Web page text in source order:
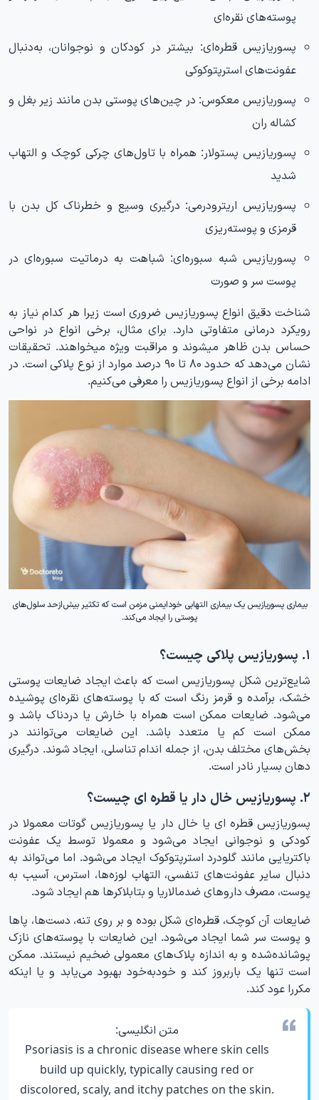
پوسته‌های نقره‌ای
پسوریازیس قطره‌ای: بیشتر در کودکان و نوجوانان، به‌دنبال
عفونت‌های استرپتوکوکی
پسوریازیس معکوس: در چین‌های پوستی بدن مانند زیر بغل و
کشاله ران
پسوریازیس پستولار: همراه با تاول‌های چرکی کوچک و التهاب
شدید
پسوریازیس اریترودرمی: درگیری وسیع و خطرناک کل بدن با
قرمزی و پوسته‌ریزی
پسوریازیس شبه سبوره‌ای: شباهت به درماتیت سبوره‌ای در
پوست سر و صورت
شناخت دقیق انواع پسوریازیس ضروری است زیرا هر کدام نیاز به
رویکرد درمانی متفاوتی دارد. برای مثال، برخی انواع در نواحی
حساس بدن ظاهر میشوند و مراقبت ویژه میخواهند. تحقیقات
نشان می‌دهد که حدود ۸۰ تا ۹۰ درصد موارد از نوع پلاکی است. در
ادامه برخی از انواع پسوریازیس را معرفی می‌کنیم.
بیماری پسوریازیس یک بیماری التهابی خودایمنی مزمن است که تکثیر بیش‌ازحد سلول‌های
پوستی را ایجاد می‌کند.
۱. پسوریازیس پلاکی چیست؟
شایع‌ترین شکل پسوریازیس است که باعث ایجاد ضایعات پوستی
خشک، برآمده و قرمز رنگ است که با پوسته‌های نقره‌ای پوشیده
می‌شود. ضایعات ممکن است همراه با خارش یا دردناک باشد و
ممکن است کم یا متعدد باشد. این ضایعات می‌توانند در
بخش‌های مختلف بدن، از جمله اندام تناسلی، ایجاد شوند. درگیری
دهان بسیار نادر است.
۲. پسوریازیس خال دار یا قطره ای چیست؟
پسوریازیس قطره ای یا خال دار یا پسوریازیس گوتات معمولا در
کودکی و نوجوانی ایجاد می‌شود و معمولا توسط یک عفونت
باکتریایی مانند گلودرد استرپتوکوک ایجاد می‌شود. اما می‌تواند به
دنبال سایر عفونت‌های تنفسی، التهاب لوزه‌ها، استرس، آسیب به
پوست، مصرف داروهای ضدمالاریا و بتابلاکر‌ها هم ایجاد شود.
ضایعات آن کوچک، قطره‌ای شکل بوده و بر روی تنه، دست‌ها، پاها
و پوست سر شما ایجاد می‌شود. این ضایعات با پوسته‌های نازک
پوشانده‌شده و به اندازه پلاک‌های معمولی ضخیم نیستند. ممکن
است تنها یک باربروز کند و خود‌به‌خود بهبود می‌یابد و یا اینکه
مکررا عود کند.
متن انگلیسی:
Psoriasis is a chronic disease where skin cells
build up quickly, typically causing red or
discolored, scaly, and itchy patches on the skin.